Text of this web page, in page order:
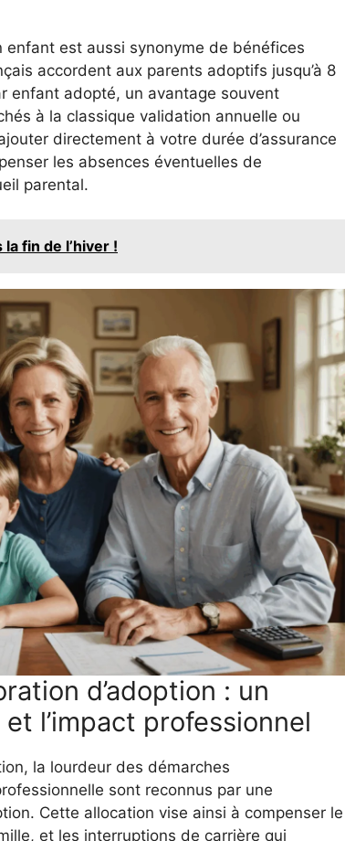
enfant est aussi synonyme de bénéfices
accordent aux parents adoptifs jusqu’à 8
enfant adopté, un avantage souvent
à la classique validation annuelle ou
directement à votre durée d’assurance
les absences éventuelles de
parental.
fin de l’hiver !
d’adoption : un
l’impact professionnel
la lourdeur des démarches
sont reconnus par une
Cette allocation vise ainsi à compenser le
et les interruptions de carrière qui